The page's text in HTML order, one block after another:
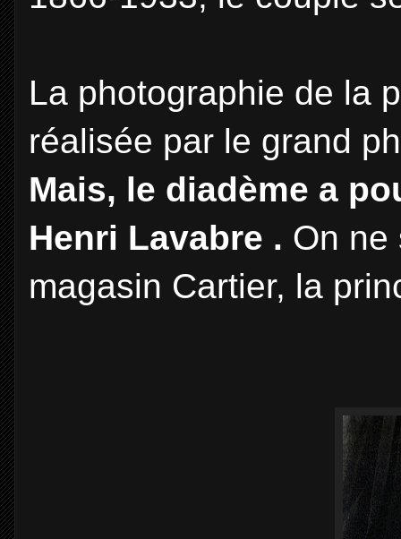
La photographie de la
réalisée par le grand
Mais, le diadème a
Henri Lavabre . On ne
magasin Cartier, la